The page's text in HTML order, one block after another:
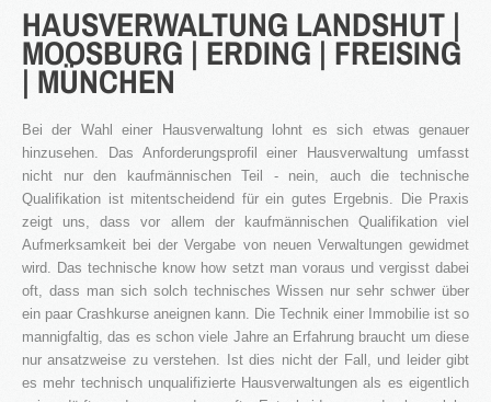
Service
IMMOBILIEN - EIGENTÜMER
Dienstleistungen für Eigentümer von Immobilien
Hier geht's zur Hausverwaltung
Immobilie VERKAUFEN
Sie möchten eine denkmalgeschützte Immobilie
verkaufen?
Grundstück VERKAUFEN
Sie möchten ein Grundstück verkaufen?
Projekte
Alte Brauerei Moosburg
MietZentrale Immobilien
Hier finden Sie unsere aktuellen Mietobjekte
Titels
eingeben
HAUSVERWALTUNG LANDSHUT |
MOOSBURG | ERDING | FREISING
| MÜNCHEN
Bei der Wahl einer Hausverwaltung lohnt es sich etwas genauer
hinzusehen. Das Anforderungsprofil einer Hausverwaltung umfasst
nicht nur den kaufmännischen Teil - nein, auch die technische
Qualifikation ist mitentscheidend für ein gutes Ergebnis. Die Praxis
zeigt uns, dass vor allem der kaufmännischen Qualifikation viel
Aufmerksamkeit bei der Vergabe von neuen Verwaltungen gewidmet
wird. Das technische know how setzt man voraus und vergisst dabei
oft, dass man sich solch technisches Wissen nur sehr schwer über
ein paar Crashkurse aneignen kann. Die Technik einer Immobilie ist so
mannigfaltig, das es schon viele Jahre an Erfahrung braucht um diese
nur ansatzweise zu verstehen. Ist dies nicht der Fall, und leider gibt
es mehr technisch unqualifizierte Hausverwaltungen als es eigentlich